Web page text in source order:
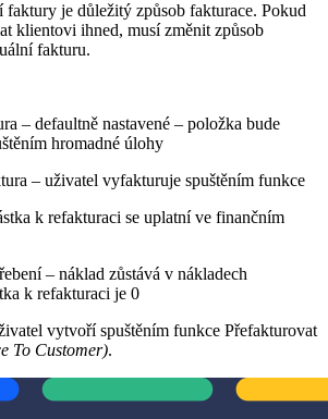
je důležitý způsob fakturace. Pokud
klientovi ihned, musí změnit způsob
fakturu.
– defaultně nastavené – položka bude
hromadné úlohy
– uživatel vyfakturuje spuštěním funkce
k refakturaci se uplatní ve finančním
– náklad zůstává v nákladech
k refakturaci je 0
vytvoří spuštěním funkce Přefakturovat
To Customer).